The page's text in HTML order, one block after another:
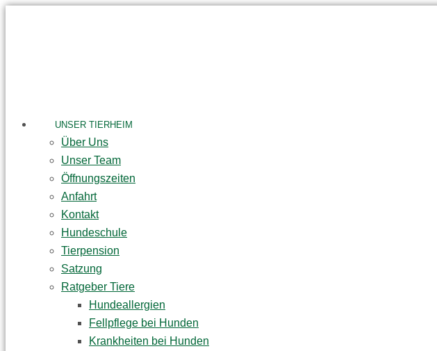
UNSER TIERHEIM
Über Uns
Unser Team
Öffnungszeiten
Anfahrt
Kontakt
Hundeschule
Tierpension
Satzung
Ratgeber Tiere
Hundeallergien
Fellpflege bei Hunden
Krankheiten bei Hunden